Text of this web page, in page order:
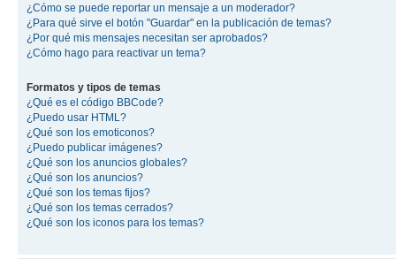
¿Cómo se puede reportar un mensaje a un moderador?
¿Para qué sirve el botón "Guardar" en la publicación de temas?
¿Por qué mis mensajes necesitan ser aprobados?
¿Cómo hago para reactivar un tema?
Formatos y tipos de temas
¿Qué es el código BBCode?
¿Puedo usar HTML?
¿Qué son los emoticonos?
¿Puedo publicar imágenes?
¿Qué son los anuncios globales?
¿Qué son los anuncios?
¿Qué son los temas fijos?
¿Qué son los temas cerrados?
¿Qué son los iconos para los temas?